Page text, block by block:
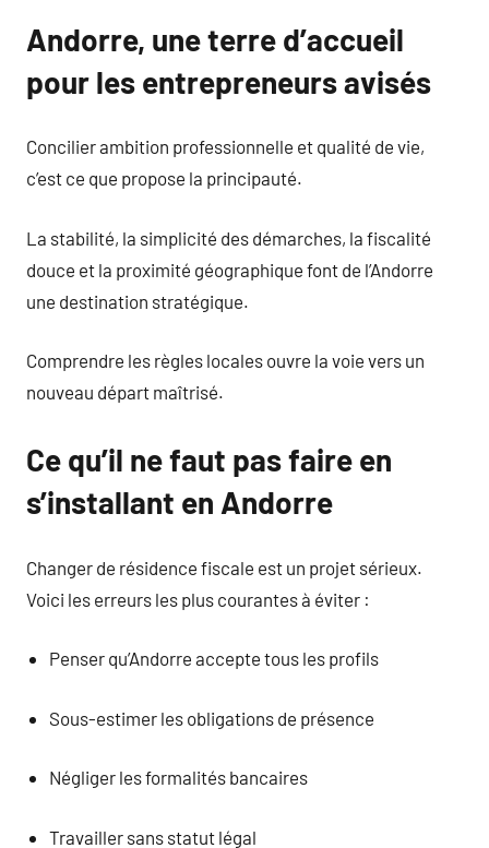
Andorre, une terre d’accueil
pour les entrepreneurs avisés
Concilier ambition professionnelle et qualité de vie,
c’est ce que propose la principauté.
La stabilité, la simplicité des démarches, la fiscalité
douce et la proximité géographique font de l’Andorre
une destination stratégique.
Comprendre les règles locales ouvre la voie vers un
nouveau départ maîtrisé.
Ce qu’il ne faut pas faire en
s’installant en Andorre
Changer de résidence fiscale est un projet sérieux.
Voici les erreurs les plus courantes à éviter :
Penser qu’Andorre accepte tous les profils
Sous-estimer les obligations de présence
Négliger les formalités bancaires
Travailler sans statut légal